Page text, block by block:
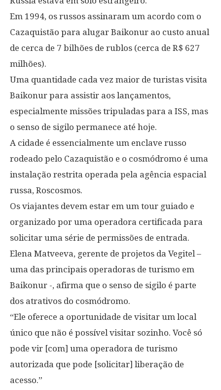
Em 1994, os russos assinaram um acordo com o
Cazaquistão para alugar Baikonur ao custo anual
de cerca de 7 bilhões de rublos (cerca de R$ 627
milhões).
Uma quantidade cada vez maior de turistas visita
Baikonur para assistir aos lançamentos,
especialmente missões tripuladas para a ISS, mas
o senso de sigilo permanece até hoje.
A cidade é essencialmente um enclave russo
rodeado pelo Cazaquistão e o cosmódromo é uma
instalação restrita operada pela agência espacial
russa, Roscosmos.
Os viajantes devem estar em um tour guiado e
organizado por uma operadora certificada para
solicitar uma série de permissões de entrada.
Elena Matveeva, gerente de projetos da Vegitel –
uma das principais operadoras de turismo em
Baikonur -, afirma que o senso de sigilo é parte
dos atrativos do cosmódromo.
“Ele oferece a oportunidade de visitar um local
único que não é possível visitar sozinho. Você só
pode vir [com] uma operadora de turismo
autorizada que pode [solicitar] liberação de
acesso.”